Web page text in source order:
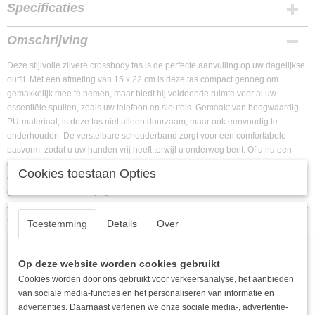
Specificaties
EAN code
1307521210000
Omschrijving
Deze stijlvolle zilvere crossbody tas is de perfecte aanvulling op uw dagelijkse
outfit. Met een afmeting van 15 x 22 cm is deze tas compact genoeg om
gemakkelijk mee te nemen, maar biedt hij voldoende ruimte voor al uw
essentiële spullen, zoals uw telefoon en sleutels. Gemaakt van hoogwaardig
PU-materiaal, is deze tas niet alleen duurzaam, maar ook eenvoudig te
onderhouden. De verstelbare schouderband zorgt voor een comfortabele
pasvorm, zodat u uw handen vrij heeft terwijl u onderweg bent. Of u nu een
dagje uit gaat of een avondje uit, deze crossbody tas voegt een vleugje
elegantie toe aan elke gelegenheid. Maak uw look compleet en ervaar het
gemak van deze veelzijdige tas!
Ook interessant
Cookies toestaan Opties
Toestemming Details Over
Op deze website worden cookies gebruikt
Cookies worden door ons gebruikt voor verkeersanalyse, het aanbieden
van sociale media-functies en het personaliseren van informatie en
advertenties. Daarnaast verlenen we onze sociale media-, advertentie-